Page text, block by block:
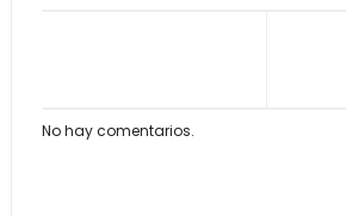
No hay comentarios.